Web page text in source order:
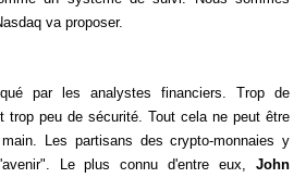
va proposer.
par les analystes financiers. Trop de
trop peu de sécurité. Tout cela ne peut être
Les partisans des crypto-monnaies y
Le plus connu d'entre eux, John